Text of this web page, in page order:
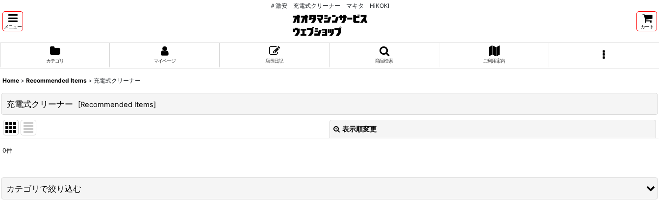
＃激安 充電式クリーナー マキタ HiKOKI
メニュー カート
カテゴリ マイページ 店長日記 商品検索 ご利用案内
Home > Recommended Items > 充電式クリーナー
充電式クリーナー [Recommended Items]
表示順変更
表示数:
0件
カテゴリで絞り込む